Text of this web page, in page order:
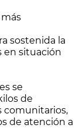
sostenida la
en situación
se
de
comunitarios,
de atención a